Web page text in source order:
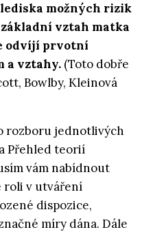
možných rizik
vztah matka
odvíjí prvotní
a vztahy. (Toto dobře
Bowlby, Kleinová
rozboru jednotlivých
Přehled teorií
vám nabídnout
roli v utváření
dispozice,
míry dána. Dále